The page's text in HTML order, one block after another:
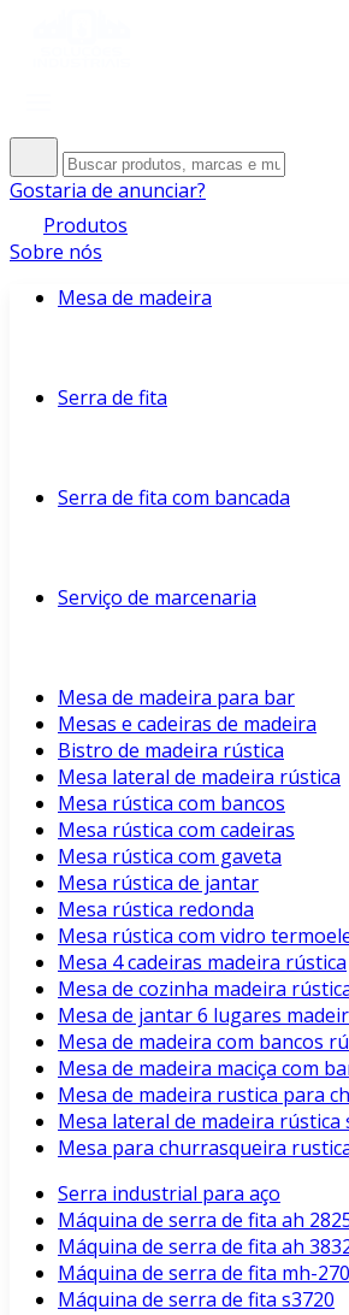
Gostaria de anunciar?
Produtos
Sobre nós
Mesa de madeira
Serra de fita
Serra de fita com bancada
Serviço de marcenaria
Mesa de madeira para bar
Mesas e cadeiras de madeira
Bistro de madeira rústica
Mesa lateral de madeira rústica
Mesa rústica com bancos
Mesa rústica com cadeiras
Mesa rústica com gaveta
Mesa rústica de jantar
Mesa rústica redonda
Mesa rústica com vidro
Mesa 4 cadeiras madeira rústica
Mesa de cozinha madeira
Mesa de jantar 6 lugares
Mesa de madeira com bancos
Mesa de madeira maciça com
Mesa de madeira rustica para
Mesa lateral de madeira rústica
Mesa para churrasqueira
Serra industrial para aço
Máquina de serra de fita ah
Máquina de serra de fita ah
Máquina de serra de fita mh-
Máquina de serra de fita s3720